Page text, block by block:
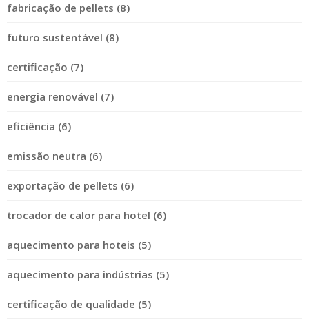
fabricação de pellets (8)
futuro sustentável (8)
certificação (7)
energia renovável (7)
eficiência (6)
emissão neutra (6)
exportação de pellets (6)
trocador de calor para hotel (6)
aquecimento para hoteis (5)
aquecimento para indústrias (5)
certificação de qualidade (5)